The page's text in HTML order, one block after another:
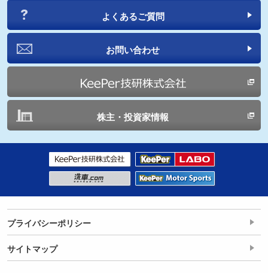
よくあるご質問
お問い合わせ
株主・投資家情報
プライバシーポリシー
サイトマップ